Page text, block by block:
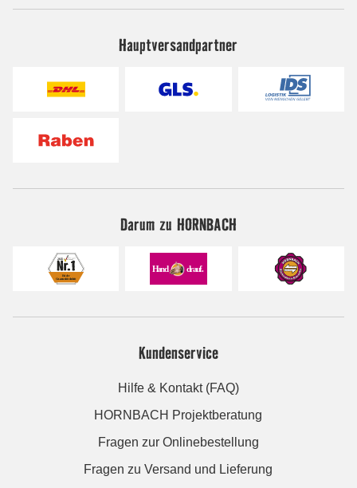
Hauptversandpartner
Darum zu HORNBACH
Kundenservice
Hilfe & Kontakt (FAQ)
HORNBACH Projektberatung
Fragen zur Onlinebestellung
Fragen zu Versand und Lieferung